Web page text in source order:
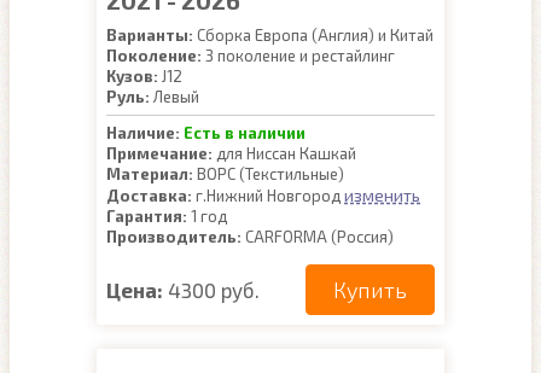
Варианты: Сборка Европа (Англия) и Китай
Поколение: 3 поколение и рестайлинг
Кузов: J12
Руль: Левый
Наличие: Есть в наличии
Примечание: для Ниссан Кашкай
Материал: ВОРС (Текстильные)
Доставка: г.Нижний Новгород изменить
Гарантия: 1 год
Производитель: CARFORMA (Россия)
Цена: 4300 руб. Купить